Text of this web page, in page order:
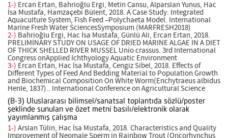
1-) Ercan Ertan, Bahrioğlu Ergi, Metin Cansu, Alparslan Yunus, Hac
İsa Mustafa, Hamzaçebi Bülent, 2018. A Case Study: Integrated
Aquaculture System, Fish Feed –Polychaeta Model. International
Marine Fresh Water SciencesSymposium (MARFRESH2018)
2-) Bahrioğlu Ergi, Hac İsa Mustafa, Günlü Ali, Ercan Ertan, 2018.
PRELIMINARY STUDY ON USAGE OF DRIED MARINE ALGAE IN A DIET
OF THICK SHELLED RIVER MUSSEL Unio crassus. 3rd International
Congress onApplied Ichthyology Aquatic Environment
3-) Ercan Ertan, Hac İsa Mustafa, Cengiz Sibel, 2018. Effects of
Different Types of Feed And Bedding Material to Population Growth
and Biochemical Composition On White Worm(Enchytraeus albidus
Henle, 1837).. International Conference on Agricultural Science
(B-3) Uluslararası bilimsel/sanatsal toplantıda sözlü/poster
şeklinde sunulan ve özet metni basılı/elektronik olarak
yayımlanmış çalışma
1-) Arslan Tülin, Hac İsa Mustafa, 2018. Characteristics and Quality
Improvement of Neomale Sperm in Rainbow Trout (Oncorhynchus